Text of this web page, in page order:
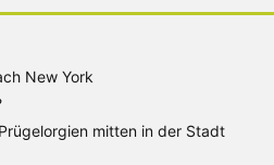
New York
Prügelorgien mitten in der Stadt